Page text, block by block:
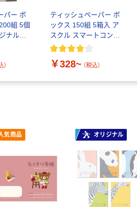
パー ボ
組 5個
ナルテ
認証
）
ティッシュペーパー ボ
ックス 150組 5箱入 ア
スクル スマートコンパ
クト ビビッド PEFC認
￥328~ （税込）
気商品 オリジナル